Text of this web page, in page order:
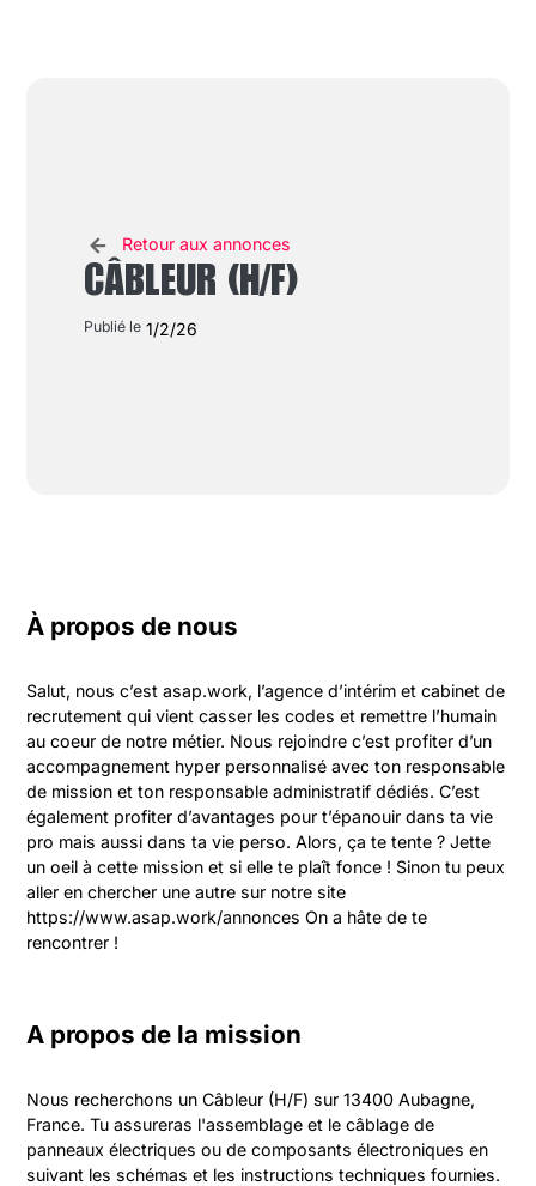
Retour aux annonces
CÂBLEUR (H/F)
Publié le 1/2/26
À propos de nous
Salut, nous c’est asap.work, l’agence d’intérim et cabinet de
recrutement qui vient casser les codes et remettre l’humain
au coeur de notre métier. Nous rejoindre c’est profiter d’un
accompagnement hyper personnalisé avec ton responsable
de mission et ton responsable administratif dédiés. C’est
également profiter d’avantages pour t’épanouir dans ta vie
pro mais aussi dans ta vie perso. Alors, ça te tente ? Jette
un oeil à cette mission et si elle te plaît fonce ! Sinon tu peux
aller en chercher une autre sur notre site
https://www.asap.work/annonces On a hâte de te
rencontrer !
A propos de la mission
Nous recherchons un Câbleur (H/F) sur 13400 Aubagne,
France. Tu assureras l'assemblage et le câblage de
panneaux électriques ou de composants électroniques en
suivant les schémas et les instructions techniques fournies.